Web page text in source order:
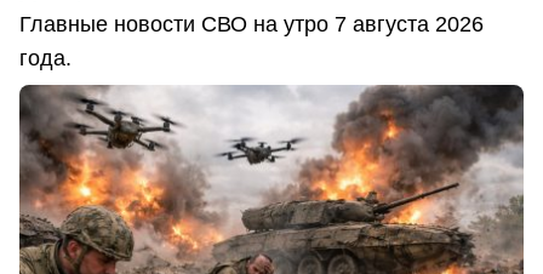
Главные новости СВО на утро 7 августа 2026
года.